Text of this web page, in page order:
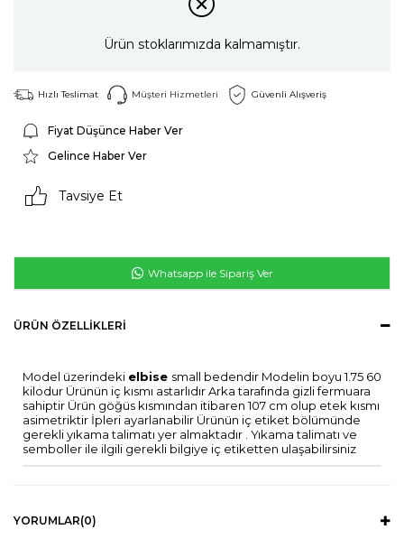
Ürün stoklarımızda kalmamıştır.
Hızlı Teslimat Müşteri Hizmetleri Güvenli Alışveriş
Fiyat Düşünce Haber Ver
Gelince Haber Ver
Tavsiye Et
Whatsapp ile Sipariş Ver
ÜRÜN ÖZELLIKLERI
Model üzerindeki elbise small bedendir Modelin boyu 1.75 60
kilodur Ürünün iç kısmı astarlıdır Arka tarafında gizli fermuara
sahiptir Ürün göğüs kısmından itibaren 107 cm olup etek kısmı
asimetriktir İpleri ayarlanabilir Ürünün iç etiket bölümünde
gerekli yıkama talimatı yer almaktadır . Yıkama talimatı ve
semboller ile ilgili gerekli bilgiye iç etiketten ulaşabilirsiniz
YORUMLAR(0)